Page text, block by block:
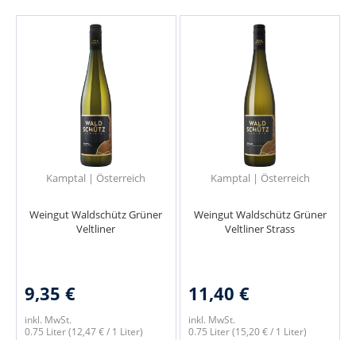
Kamptal | Österreich
Weingut Waldschütz Grüner
Veltliner
9,35 €
inkl. MwSt.
0.75 Liter(12,47 € / 1 Liter)
Kamptal | Österreich
Weingut Waldschütz Grüner
Veltliner Strass
11,40 €
inkl. MwSt.
0.75 Liter(15,20 € / 1 Liter)